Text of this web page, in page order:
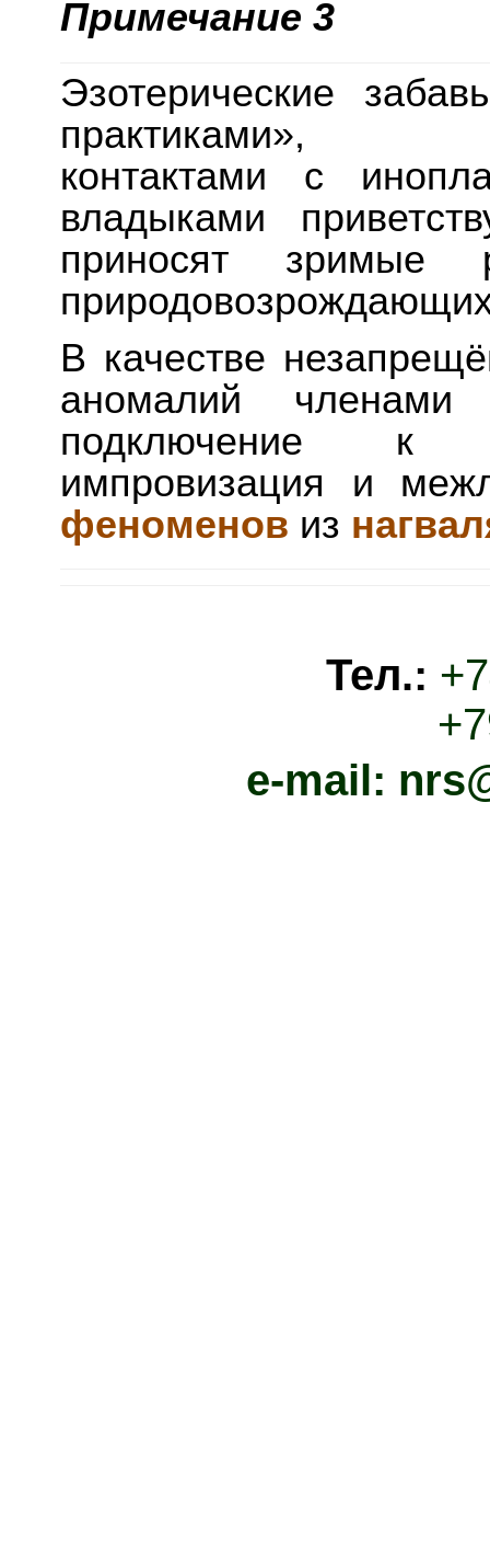
Примечание 3
Эзотерические
практиками»,
контактами с
владыками
приносят зримые
В качестве
аномалий членами
подключение к
импровизация и
феноменов из
Тел.:
e-mail: